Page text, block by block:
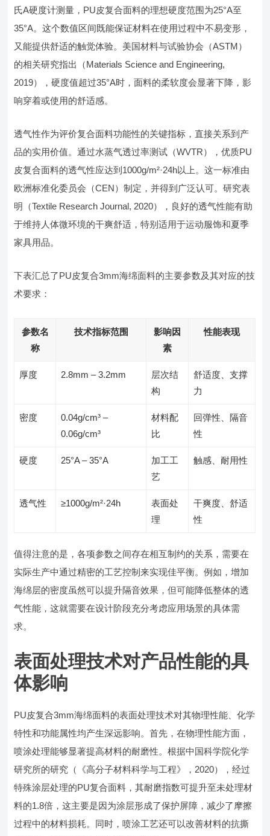
氏A硬度计测量，PU皮复合面料的理想硬度范围为25°A至
35°A。这个数值区间既能保证材料在使用过程中不易变形，
又能提供舒适的触觉体验。美国材料与试验协会（ASTM）
的相关研究指出（Materials Science and Engineering,
2019），硬度值超过35°A时，面料的柔软度会显著下降，影
响穿着或使用的舒适感。
透气性作为评价复合面料功能性的关键指标，直接关系到产
品的实用价值。通过水蒸气透过率测试（WVTR），优质PU
皮复合面料的透气性应达到1000g/m²·24h以上。这一标准由
欧洲标准化委员会（CEN）制定，并得到广泛认可。研究表
明（Textile Research Journal, 2020），良好的透气性能有助
于维持人体微环境的干爽舒适，特别适用于运动服饰和夏季
家具用品。
下表汇总了PU皮复合3mm海绵面料的主要参数及其对应的技
术要求：
参数名
称
技术指标范围
影响因
素
性能表现
厚度 2.8mm – 3.2mm
层次结
构
舒适度、支撑
力
密度
0.04g/cm³ –
0.06g/cm³
材料配
比
回弹性、隔音
性
硬度 25°A – 35°A
加工工
艺
触感、耐用性
透气性 ≥1000g/m²·24h
表面处
理
干爽度、舒适
性
值得注意的是，各项参数之间存在相互制约的关系，需要在
实际生产中通过精密的工艺控制来实现佳平衡。例如，增加
海绵层的密度虽然可以提升隔音效果，但可能降低整体的透
气性能，这就需要在设计阶段充分考虑应用场景的具体需
求。
表面处理技术对产品性能的具
体影响
PU皮复合3mm海绵面料的表面处理技术对其物理性能、化学
特性和功能属性均产生深远影响。首先，在物理性能方面，
喷涂处理能够显著提高材料的耐磨性。根据中国科学院化学
研究所的研究（《高分子材料科学与工程》，2020），经过
特殊涂层处理的PU复合面料，其耐磨指数可提升至未处理材
料的1.8倍，这主要是因为涂层形成了保护屏障，减少了摩擦
过程中的材料损耗。同时，喷涂工艺还可以改善材料的抗撕